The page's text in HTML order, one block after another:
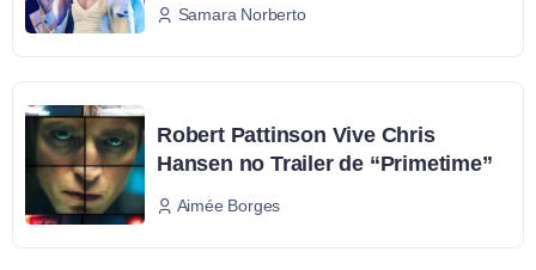
Samara Norberto
Robert Pattinson Vive Chris
Hansen no Trailer de “Primetime”
Aimée Borges